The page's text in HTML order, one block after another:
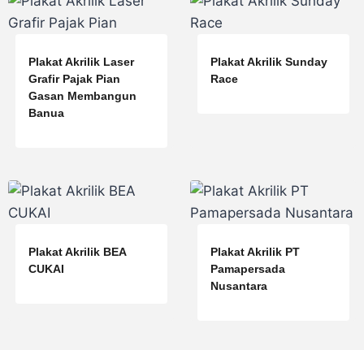
Plakat Akrilik Laser
Grafir Pajak Pian
Gasan Membangun
Banua
Plakat Akrilik Sunday
Race
Plakat Akrilik BEA
CUKAI
Plakat Akrilik PT
Pamapersada
Nusantara